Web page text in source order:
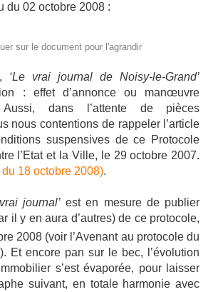
du 02 octobre 2008 :
sur le document pour l'agrandir
‘Le vrai journal de Noisy-le-Grand’
: effet d’annonce ou manœuvre
dans l’attente de pièces
nous contentions de rappeler l’article
suspensives de ce Protocole
l’Etat et la Ville, le 29 octobre 2007.
18 octobre 2008).
journal’est en mesure de publier
il y en aura d’autres) de ce protocole,
2008 (voir l’Avenant au protocole du
Et encore pan sur le bec, l’évolution
s’est évaporée, pour laisser
suivant, en totale harmonie avec